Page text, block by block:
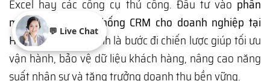
Excel hay các công cụ thủ công. Đầu tư vào phần
mềm quản trị hệ thống CRM cho doanh nghiệp tại
Hoài Ân, Gia Laichính là bước đi chiến lược giúp tối ưu
vận hành, bảo vệ dữ liệu khách hàng, nâng cao năng
suất nhân sự và tăng trưởng doanh thu bền vững.
💬 Live Chat